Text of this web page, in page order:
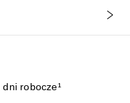
robocze¹